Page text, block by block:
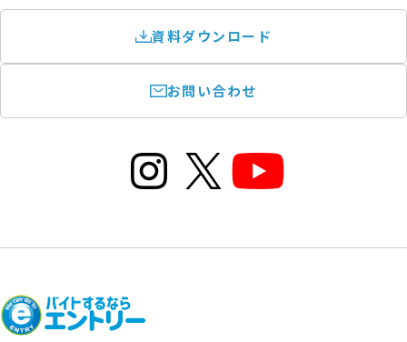
資料ダウンロード
お問い合わせ